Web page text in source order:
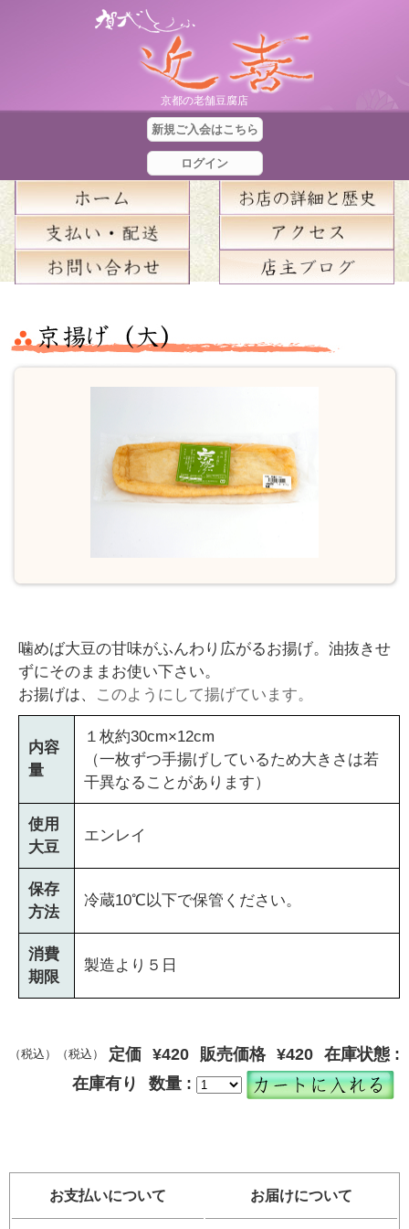
京都の老舗豆腐店
新規ご入会はこちら
ログイン
噛めば大豆の甘味がふんわり広がるお揚げ。油抜きせ
ずにそのままお使い下さい。
お揚げは、
このようにして揚げています。
内容
量
１枚約30cm×12cm
（一枚ずつ手揚げしているため大きさは若
干異なることがあります）
使用
大豆
エンレイ
保存
方法
冷蔵10℃以下で保管ください。
消費
期限
製造より５日
定価
（税込） ¥420 販売価格
（税込） ¥420 在庫状態 :
在庫有り
数量 :
計
金
お支払いについて お届けについて